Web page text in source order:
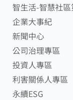
智生活-智慧社
企業大事紀
新聞中心
公司治理專區
投資人專區
利害關係人專區
永續ESG